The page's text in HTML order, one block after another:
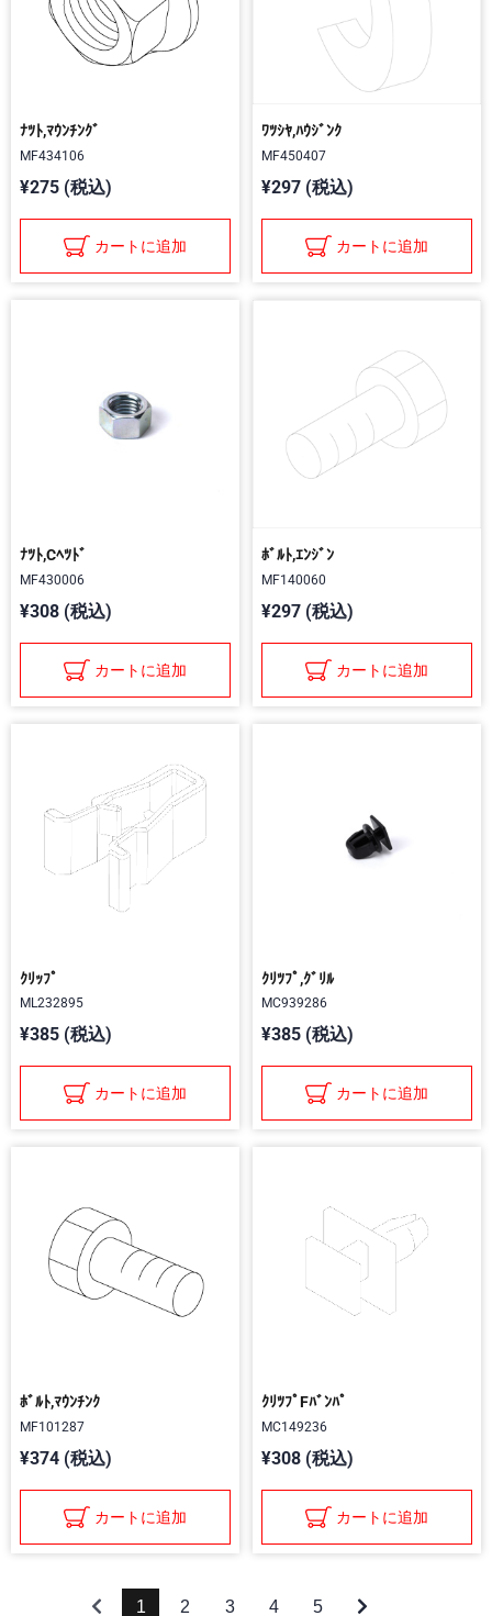
ﾅﾂﾄ,ﾏｳﾝﾁﾝｸﾞ
MF434106
¥275 (税込)
カートに追加
ﾜﾂｼﾔ,ﾊｳｼﾞﾝｸ
MF450407
¥297 (税込)
カートに追加
ﾅﾂﾄ,Cﾍﾂﾄﾞ
MF430006
¥308 (税込)
カートに追加
ﾎﾞﾙﾄ,ｴﾝｼﾞﾝ
MF140060
¥297 (税込)
カートに追加
ｸﾘｯﾌﾟ
ML232895
¥385 (税込)
カートに追加
ｸﾘﾂﾌﾟ,ｸﾞﾘﾙ
MC939286
¥385 (税込)
カートに追加
ﾎﾞﾙﾄ,ﾏｳﾝﾁﾝｸ
MF101287
¥374 (税込)
カートに追加
ｸﾘﾂﾌﾟFﾊﾞﾝﾊﾟ
MC149236
¥308 (税込)
カートに追加
1 2 3 4 5